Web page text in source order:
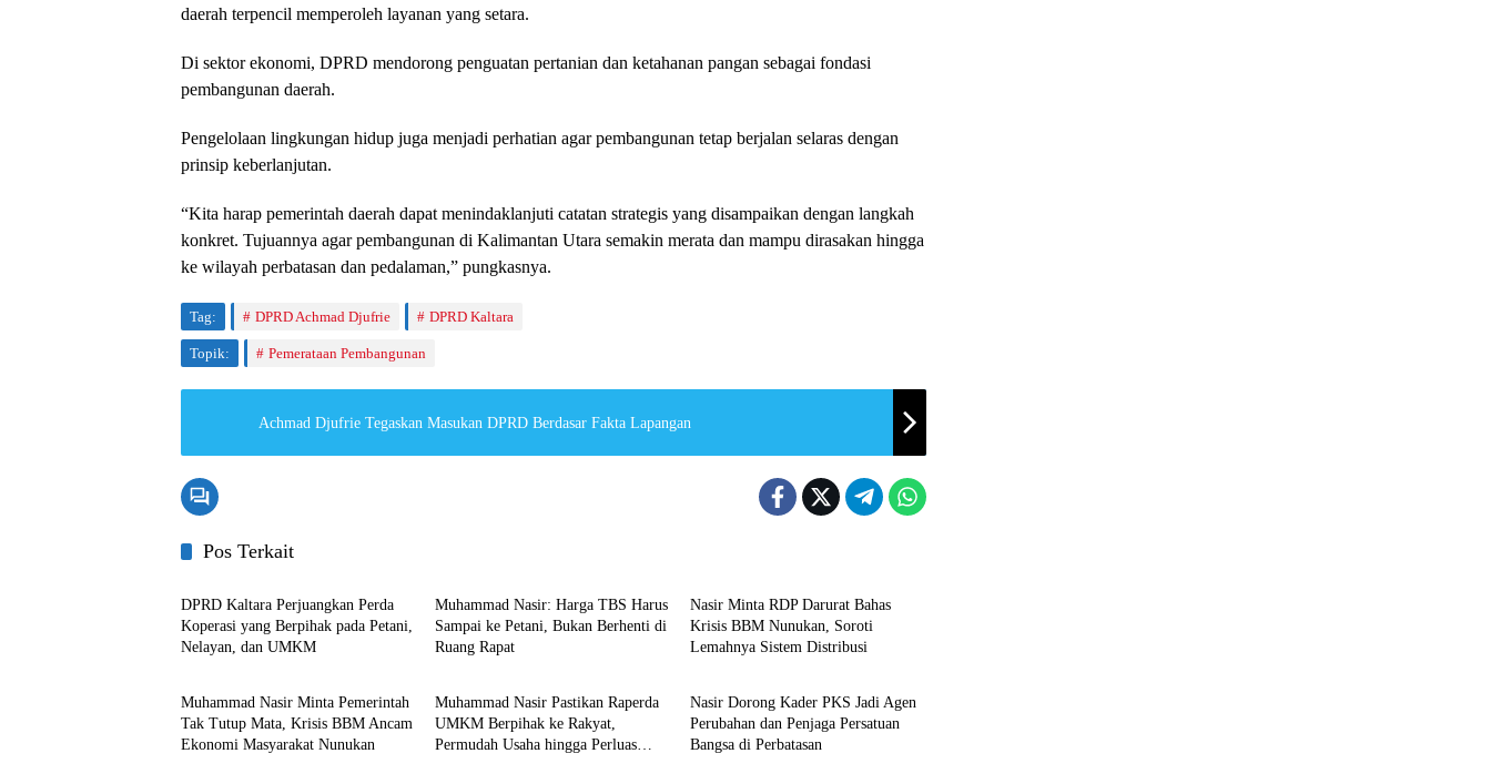
daerah terpencil memperoleh layanan yang setara.
Di sektor ekonomi, DPRD mendorong penguatan pertanian dan ketahanan pangan sebagai fondasi
pembangunan daerah.
Pengelolaan lingkungan hidup juga menjadi perhatian agar pembangunan tetap berjalan selaras dengan
prinsip keberlanjutan.
“Kita harap pemerintah daerah dapat menindaklanjuti catatan strategis yang disampaikan dengan langkah
konkret. Tujuannya agar pembangunan di Kalimantan Utara semakin merata dan mampu dirasakan hingga
ke wilayah perbatasan dan pedalaman,” pungkasnya.
Tag: DPRD Achmad Djufrie DPRD Kaltara
Topik: Pemerataan Pembangunan
Achmad Djufrie Tegaskan Masukan DPRD Berdasar Fakta Lapangan
Pos Terkait
DPRD Kaltara
DPRD Kaltara Perjuangkan Perda
Koperasi yang Berpihak pada Petani,
Nelayan, dan UMKM
Muhammad Nasir: Harga TBS Harus
Sampai ke Petani, Bukan Berhenti di
Ruang Rapat
Nasir Minta RDP Darurat Bahas
Krisis BBM Nunukan, Soroti
Lemahnya Sistem Distribusi
DPRD Kaltara
Muhammad Nasir Minta Pemerintah
Tak Tutup Mata, Krisis BBM Ancam
Ekonomi Masyarakat Nunukan
DPRD Kaltara
Muhammad Nasir Pastikan Raperda
UMKM Berpihak ke Rakyat,
Permudah Usaha hingga Perluas
DPRD Kaltara
Nasir Dorong Kader PKS Jadi Agen
Perubahan dan Penjaga Persatuan
Bangsa di Perbatasan